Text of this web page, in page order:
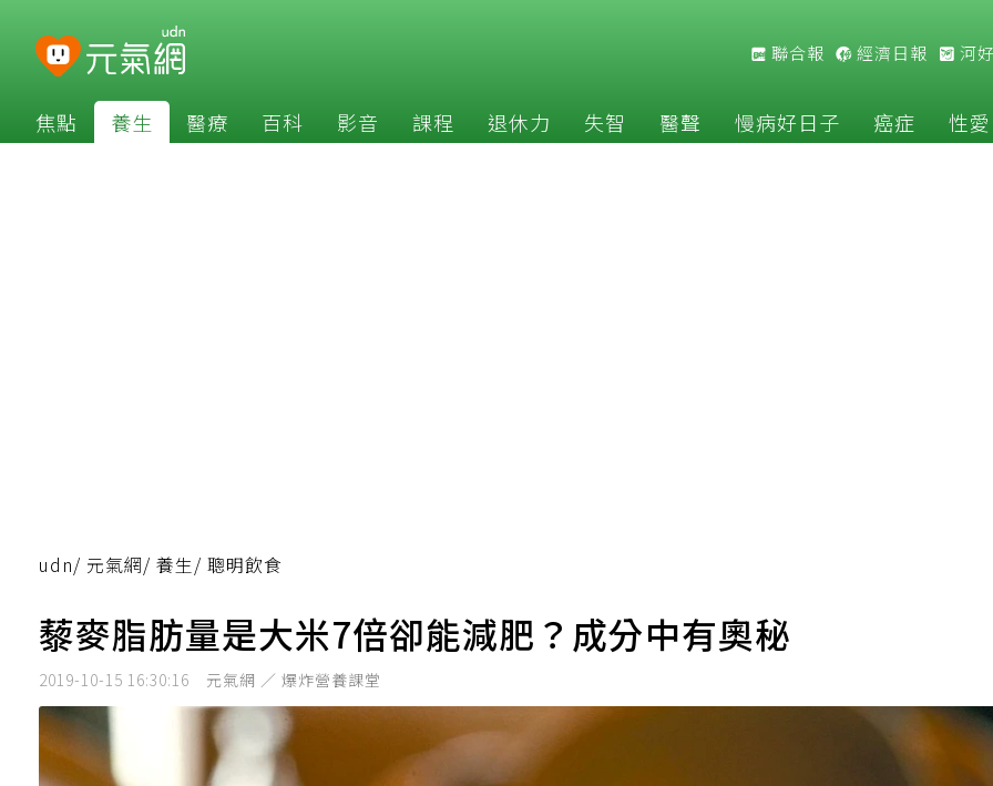
聯合報 經濟日報 河
焦點 養生 醫療 百科 影音 課程 退休力 失智 醫聲 慢病好日子 癌症 性愛
udn/ 元氣網/ 養生/ 聰明飲食
藜麥脂肪量是大米7倍卻能減肥？成分中有奧秘
2019-10-15 16:30:16 元氣網 ／ 爆炸營養課堂